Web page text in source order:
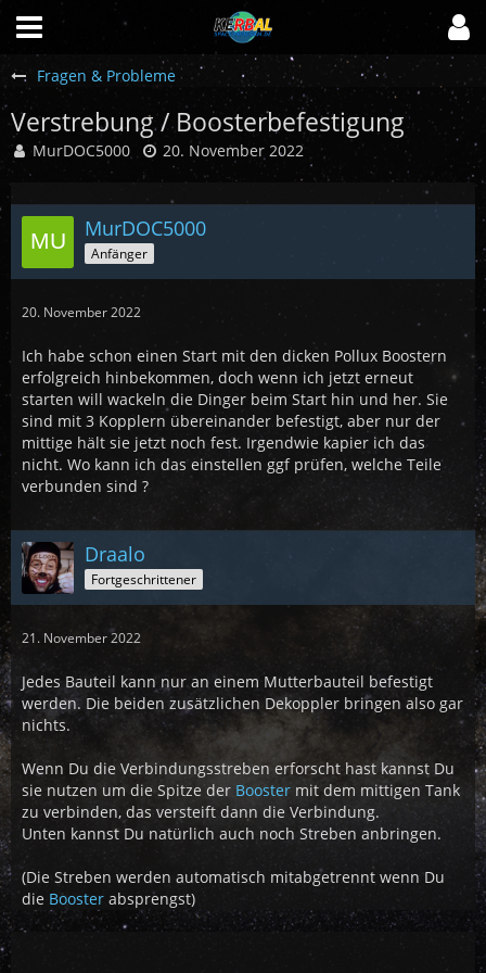
Fragen & Probleme
Verstrebung / Boosterbefestigung
MurDOC5000 20. November 2022
MurDOC5000
Anfänger
20. November 2022
Ich habe schon einen Start mit den dicken Pollux Boostern
erfolgreich hinbekommen, doch wenn ich jetzt erneut
starten will wackeln die Dinger beim Start hin und her. Sie
sind mit 3 Kopplern übereinander befestigt, aber nur der
mittige hält sie jetzt noch fest. Irgendwie kapier ich das
nicht. Wo kann ich das einstellen ggf prüfen, welche Teile
verbunden sind ?
Draalo
Fortgeschrittener
21. November 2022
Jedes Bauteil kann nur an einem Mutterbauteil befestigt
werden. Die beiden zusätzlichen Dekoppler bringen also gar
nichts.
Wenn Du die Verbindungsstreben erforscht hast kannst Du
sie nutzen um die Spitze der Booster mit dem mittigen Tank
zu verbinden, das versteift dann die Verbindung.
Unten kannst Du natürlich auch noch Streben anbringen.
(Die Streben werden automatisch mitabgetrennt wenn Du
die Booster absprengst)